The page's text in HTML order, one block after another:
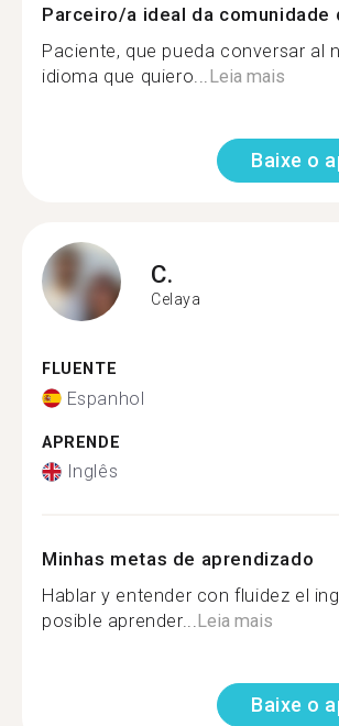
Parceiro/a ideal da comunidade
Paciente, que pueda conversar al
idioma que quiero...Leia mais
Baixe o
C.
Celaya
FLUENTE
Espanhol
APRENDE
Inglês
Minhas metas de aprendizado
Hablar y entender con fluidez el
posible aprender...Leia mais
Baixe o